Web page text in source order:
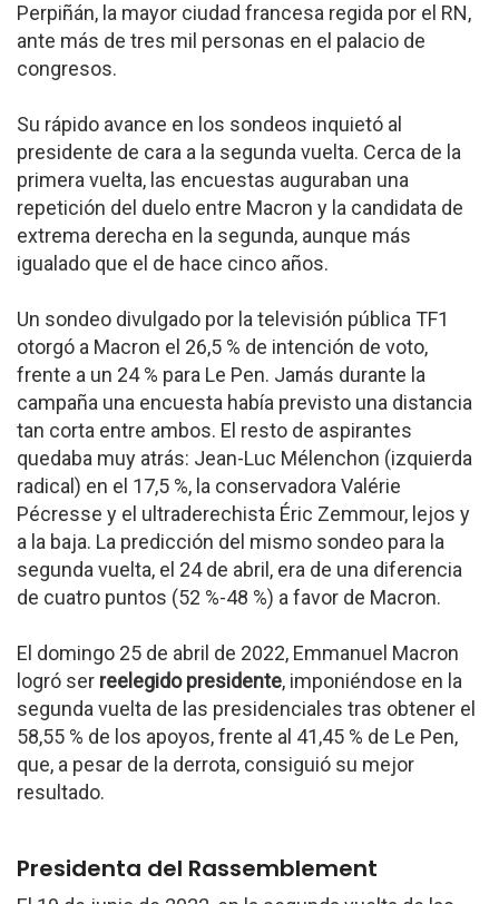
Perpiñán, la mayor ciudad francesa regida por el RN,
ante más de tres mil personas en el palacio de
congresos.
Su rápido avance en los sondeos inquietó al
presidente de cara a la segunda vuelta. Cerca de la
primera vuelta, las encuestas auguraban una
repetición del duelo entre Macron y la candidata de
extrema derecha en la segunda, aunque más
igualado que el de hace cinco años.
Un sondeo divulgado por la televisión pública TF1
otorgó a Macron el 26,5 % de intención de voto,
frente a un 24 % para Le Pen. Jamás durante la
campaña una encuesta había previsto una distancia
tan corta entre ambos. El resto de aspirantes
quedaba muy atrás: Jean-Luc Mélenchon (izquierda
radical) en el 17,5 %, la conservadora Valérie
Pécresse y el ultraderechista Éric Zemmour, lejos y
a la baja. La predicción del mismo sondeo para la
segunda vuelta, el 24 de abril, era de una diferencia
de cuatro puntos (52 %-48 %) a favor de Macron.
El domingo 25 de abril de 2022, Emmanuel Macron
logró ser reelegido presidente, imponiéndose en la
segunda vuelta de las presidenciales tras obtener el
58,55 % de los apoyos, frente al 41,45 % de Le Pen,
que, a pesar de la derrota, consiguió su mejor
resultado.
Presidenta del Rassemblement